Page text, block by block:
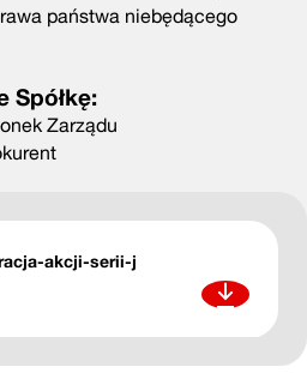
państwa niebędącego
Spółkę:
Zarządu
akcji-serii-j
Pobierz